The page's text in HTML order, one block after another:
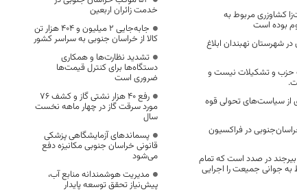
کشاوزری مربوط به
بوده است
شهرستان نهبندان ابلاغ
حزب و تشکیلات نیست و
سیاست‌های تحولی قوه
در فراکسیون
در صدد است که تمام
جوانی جمیعت را اجرایی
خدمت زائران اربعین
جابه‌جایی 2 میلیون و 404 هزار تن
کالا از خراسان جنوبی به سراسر کشور
تشدید نظارت‌ها و همکاری
دستگاه‌ها برای کنترل قیمت‌ها
ضروری است
رفع 40 هزار نشتی گاز و کشف 76
مورد سرقت گاز در چهار ماهه نخست
سال
پسماندهای آزمایشگاهی پزشکی
قانونی خراسان جنوبی مکانیزه دفع
می‌شود
مدیریت هوشمندانه منابع آب،
پیش‌نیاز تحقق توسعه پایدار